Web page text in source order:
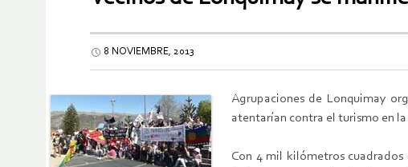
8 NOVIEMBRE, 2013
Agrupaciones de Lonquimay
atentarían contra el turismo en la
Con 4 mil kilómetros cuadrados